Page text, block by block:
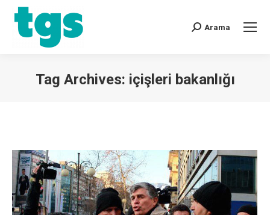
Arama
Tag Archives: içişleri bakanlığı